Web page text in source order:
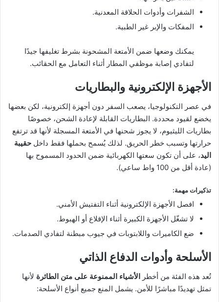
الشفرات وأدوات الحلاقة المعدنية.
المفكات والإبر غير الطبية.
يمكنك وضعها ضمن الأمتعة المشحونة بشرط تغليفها جيدًا
لتفادي إصابة موظفي المطار أثناء التعامل مع الحقائب.
الأجهزة الإلكترونية والبطاريات
في عصر التكنولوجيا، يصعب السفر دون أجهزة إلكترونية، لكن بعضها
يخضع لقيود محددة. البطاريات القابلة لإعادة الشحن، خصوصًا
بطاريات الليثيوم، لا يجوز شحنها في الأمتعة المسجلة لأنها قد ترتفع
حرارتها وتسبب خطر الحريق. لذلك يُسمح بحملها فقط داخل حقيبة
اليد، على أن تكون سعتها الكهربائية ضمن الحدود المسموح بها
(عادة أقل من 100 واط ساعي).
تذكيرات مهمة:
افصل الأجهزة الإلكترونية أثناء التفتيش الأمني.
لا تشغّل الأجهزة الكبيرة أثناء الإقلاع أو الهبوط.
ضع الكاميرات واللابتوبات في جيوب مبطنة لتفادي الصدمات.
الأسلحة وأدوات الدفاع الذاتي
تُعد هذه الفئة من أخطر الأشياء الممنوعة على متن الطائرة لأنها
تمثل تهديدًا مباشرًا للأمن. يشمل المنع جميع أنواع الأسلحة: